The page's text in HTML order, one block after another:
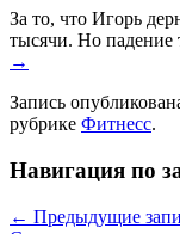
За то, что Игорь
тысячи. Но падение
→
Запись
рубрике Фитнесс.
Навигация по
← Предыдущие